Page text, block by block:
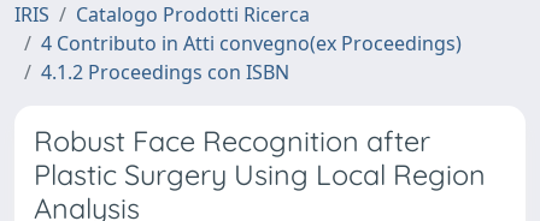
IRIS
Catalogo Prodotti Ricerca
4 Contributo in Atti convegno(ex Proceedings)
4.1.2 Proceedings con ISBN
Robust Face Recognition after
Plastic Surgery Using Local Region
Analysis